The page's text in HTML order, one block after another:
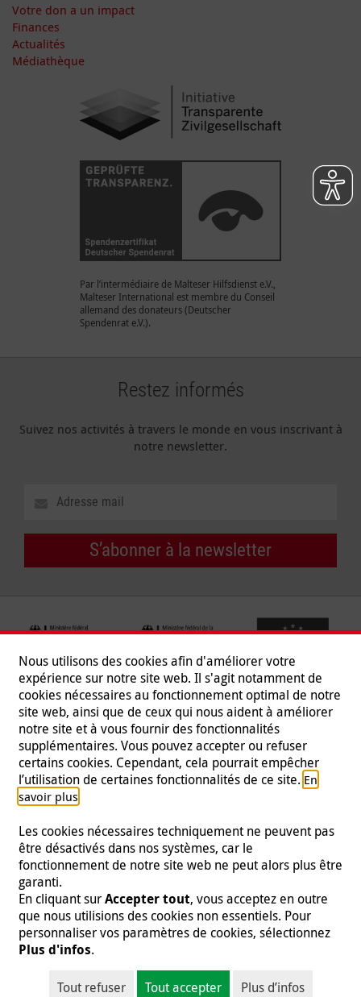
Votre don a un impact
Finances
Actualités
Médiathèque
Par l’intermédiaire de Malteser Hilfsdienst e.V.,
Malteser International est membre du Conseil
allemand des donateurs (Deutscher
Spendenrat e.V.).
Restez informés
Suivez nos activités à travers le monde en vous inscrivant à
notre newsletter.
S’abonner à la newsletter
Suivez-nous
Mentions légales | Protection des données | Presse |
Contact | Emploi
© 2026 Malteser International
Malteser International est une entité de Malteser Hilfsdienst e.V., une
organisation à but non lucratif enregistrée et est donc exonérée d'impôts
Nous utilisons des cookies afin d'améliorer votre
expérience sur notre site web. Il s'agit notamment de
cookies nécessaires au fonctionnement optimal de notre
site web, ainsi que de ceux qui nous aident à améliorer
notre site et à vous fournir des fonctionnalités
supplémentaires. Vous pouvez accepter ou refuser
certains cookies. Cependant, cela pourrait empêcher
l’utilisation de certaines fonctionnalités de ce site. En
savoir plus.
Les cookies nécessaires techniquement ne peuvent pas
être désactivés dans nos systèmes, car le
fonctionnement de notre site web ne peut alors plus être
garanti.
En cliquant surAccepter tout, vous acceptez en outre
que nous utilisions des cookies non essentiels. Pour
personnaliser vos paramètres de cookies, sélectionnez
Plus d'infos.
Tout refuser Tout accepter Plus d’infos